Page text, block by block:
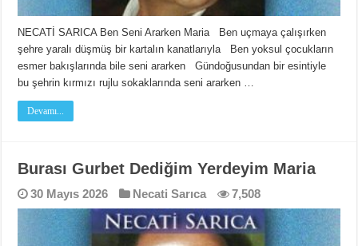
NECATİ SARICA Ben Seni Ararken Maria Ben uçmaya çalışırken
şehre yaralı düşmüş bir kartalın kanatlarıyla Ben yoksul çocukların
esmer bakışlarında bile seni ararken Gündoğusundan bir esintiyle
bu şehrin kırmızı rujlu sokaklarında seni ararken …
Devamı...
Burası Gurbet Dediğim Yerdeyim Maria
30 Mayıs 2026 Necati Sarıca 7,508